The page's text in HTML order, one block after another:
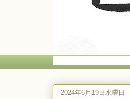
2024年6月19日水曜日